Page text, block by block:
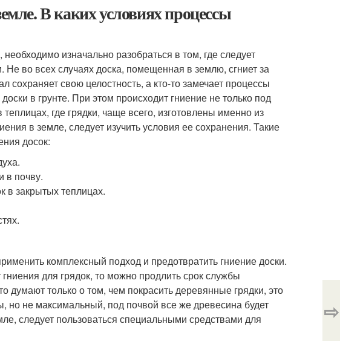
В каких условиях процессы
изначально разобраться в том, где следует
во всех случаях доска, помещенная в землю, сгниет за
сохраняет свою целостность, а кто-то замечает процессы
в грунте. При этом происходит гниение не только под
где грядки, чаще всего, изготовлены именно из
в земле, следует изучить условия ее сохранения. Такие
досок:
в почву.
в закрытых теплицах.
комплексный подход и предотвратить гниение доски.
для грядок, то можно продлить срок службы
думают только о том, чем покрасить деревянные грядки, это
но не максимальный, под почвой все же древесина будет
следует пользоваться специальными средствами для
⇨